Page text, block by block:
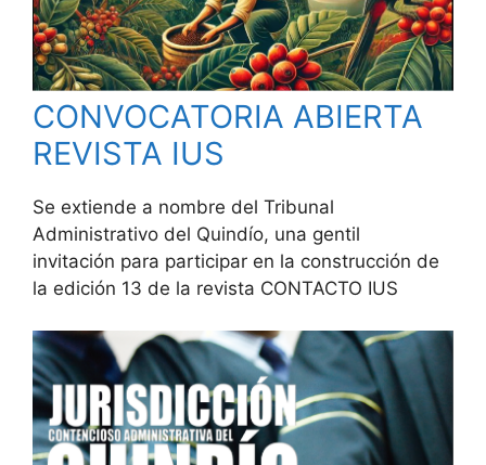
CONVOCATORIA ABIERTA
REVISTA IUS
Se extiende a nombre del Tribunal
Administrativo del Quindío, una gentil
invitación para participar en la construcción de
la edición 13 de la revista CONTACTO IUS